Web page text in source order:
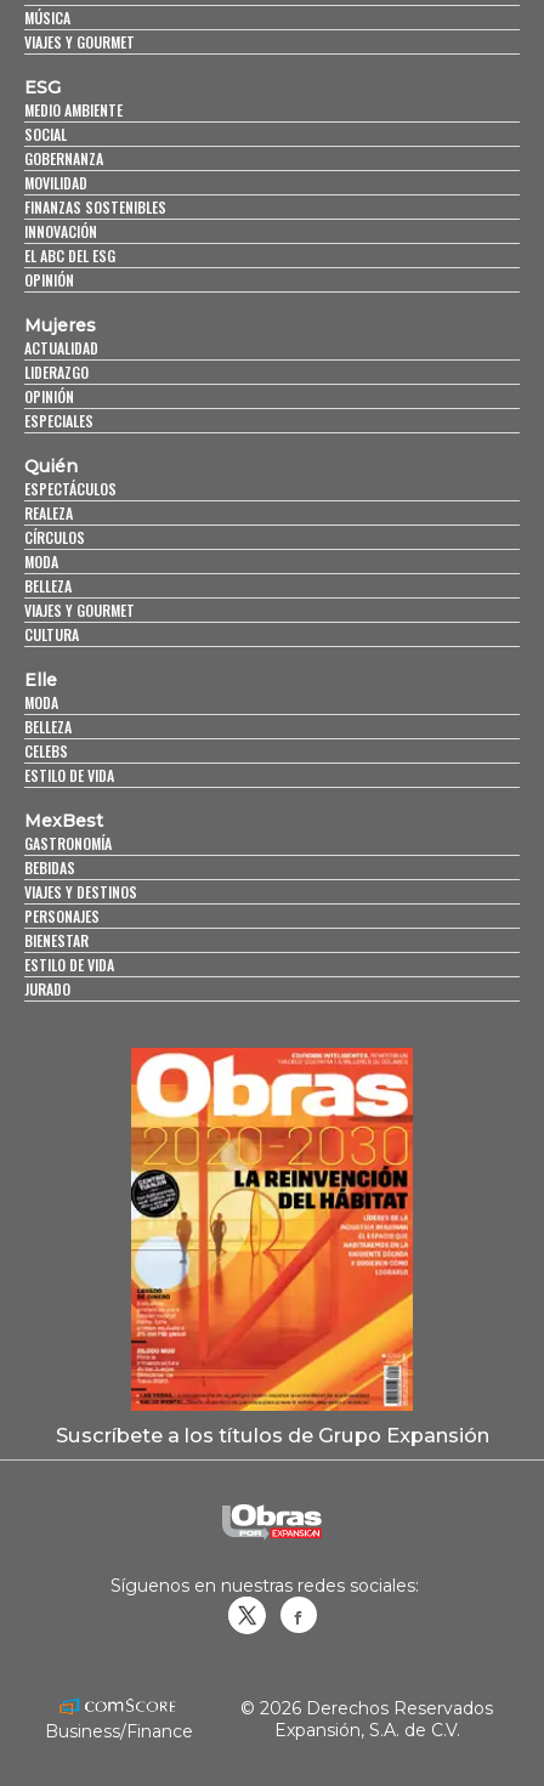
MÚSICA
VIAJES Y GOURMET
ESG
MEDIO AMBIENTE
SOCIAL
GOBERNANZA
MOVILIDAD
FINANZAS SOSTENIBLES
INNOVACIÓN
EL ABC DEL ESG
OPINIÓN
Mujeres
ACTUALIDAD
LIDERAZGO
OPINIÓN
ESPECIALES
Quién
ESPECTÁCULOS
REALEZA
CÍRCULOS
MODA
BELLEZA
VIAJES Y GOURMET
CULTURA
Elle
MODA
BELLEZA
CELEBS
ESTILO DE VIDA
MexBest
GASTRONOMÍA
BEBIDAS
VIAJES Y DESTINOS
PERSONAJES
BIENESTAR
ESTILO DE VIDA
JURADO
Suscríbete a los títulos de Grupo Expansión
Síguenos en nuestras redes sociales:
Business/Finance
© 2026 Derechos Reservados
Expansión, S.A. de C.V.